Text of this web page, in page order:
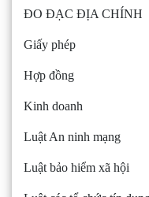
ĐO ĐẠC ĐỊA CHÍNH
Giấy phép
Hợp đồng
Kinh doanh
Luật An ninh mạng
Luật bảo hiểm xã hội